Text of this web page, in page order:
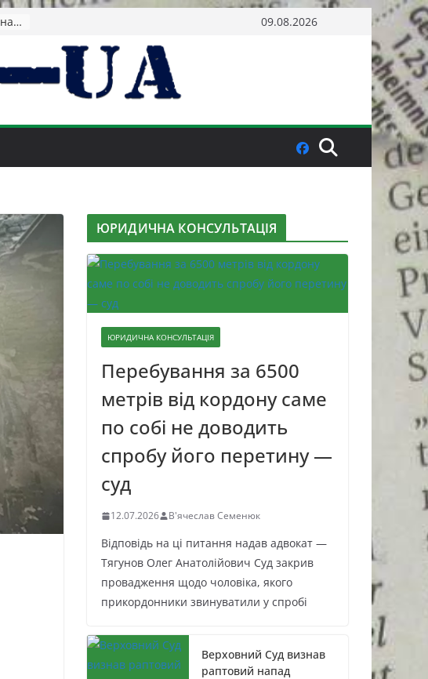
НАТО назвав обсяг допомоги Києву на 2026-2027 роки 09.08.2026
ЮРИДИЧНА КОНСУЛЬТАЦІЯ
ЮРИДИЧНА КОНСУЛЬТАЦІЯ
Перебування за 6500
метрів від кордону саме
по собі не доводить
спробу його перетину —
суд
12.07.2026 В'ячеслав Семенюк
Відповідь на ці питання надав адвокат —
Тягунов Олег Анатолійович Суд закрив
провадження щодо чоловіка, якого
прикордонники звинуватили у спробі
Верховний Суд визнав
раптовий напад